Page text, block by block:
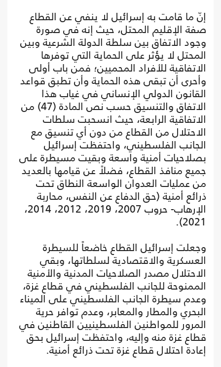
إنّ ما قامت به إسرائيل لا ينفي عن القطاع
صفة الإقليم المحتل، حيث إنه في صورة
وجود الاتفاق بين سلطة الدولة الشرعية وبين
المحتل لا يؤثر على الحماية التي توفرها
الاتفاقية للأفراد المحميين؛ فمن باب أولى
وأحرى أن تبقى هذه الحماية وأن تطبق قواعد
القانون الدولي الإنساني في غياب هذا
الاتفاق والتنسيق حسب نص المادة (47) من
الاتفاقية الرابعة، حيث انسحبت سلطات
الاحتلال من القطاع من دون أي تنسيق مع
الجانب الفلسطيني، واحتفظت إسرائيل
بصلاحيات أمنية واسعة وبقيت مسيطرة على
جميع منافذ القطاع، فضلاً عن قيامها بالعديد
من عمليات العدوان الواسعة النطاق تحت
ذرائع أمنية (حق الدفاع عن النفس، محاربة
الإرهاب- حروب 2007، 2019، 2012، 2014،
2021).
وجعلت إسرائيل القطاع خاضعاً للسيطرة
العسكرية والاقتصادية لسلطاتها، وبقي
الاحتلال مصدر الصلاحيات المدنية والأمنية
الممنوحة للجانب الفلسطيني في قطاع غزة،
وعدم سيطرة الجانب الفلسطيني على الميناء
البحري والمطار والمعابر، وعدم توافر حرية
المرور للمواطنين الفلسطينيين القاطنين في
قطاع غزة منه وإليه، واحتفظت إسرائيل بحق
إعادة احتلال قطاع غزة تحت ذرائع أمنية.